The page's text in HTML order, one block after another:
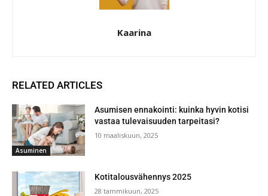
Kaarina
RELATED ARTICLES
Asuminen
Asumisen ennakointi: kuinka hyvin kotisi
vastaa tulevaisuuden tarpeitasi?
10 maaliskuun, 2025
Kotitalousvähennys 2025
28 tammikuun, 2025